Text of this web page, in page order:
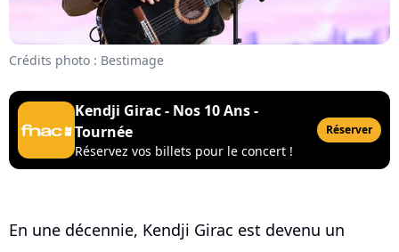
Crédits photo : Bestimage
Kendji Girac - Nos 10 Ans -
Tournée
Réservez vos billets pour le concert !
Réserver
En une décennie, Kendji Girac est devenu un